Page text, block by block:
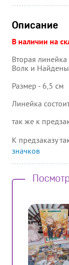
Описание
В наличии на
Вторая
Волк и
Размер - 6,5 см
Линейка
так же к
К предзаказу
значков